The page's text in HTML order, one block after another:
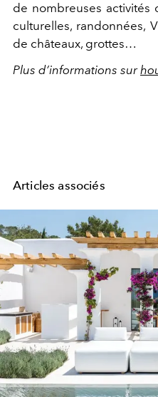
de nombreuses activités
culturelles, randonnées,
de châteaux, grottes…
Plus d’informations sur
Articles associés